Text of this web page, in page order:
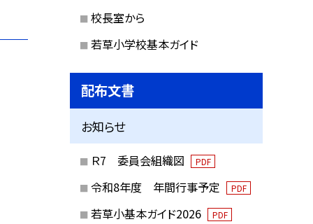
校長室から
若草小学校基本ガイド
配布文書
お知らせ
Ｒ7 委員会組織図 PDF
令和8年度 年間行事予定 PDF
若草小基本ガイド2026 PDF